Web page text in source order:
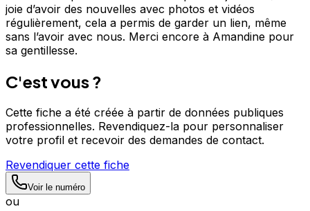
joie d’avoir des nouvelles avec photos et vidéos
régulièrement, cela a permis de garder un lien, même
sans l’avoir avec nous. Merci encore à Amandine pour
sa gentillesse.
C'est vous ?
Cette fiche a été créée à partir de données publiques
professionnelles. Revendiquez-la pour personnaliser
votre profil et recevoir des demandes de contact.
Revendiquer cette fiche
Voir le numéro
ou